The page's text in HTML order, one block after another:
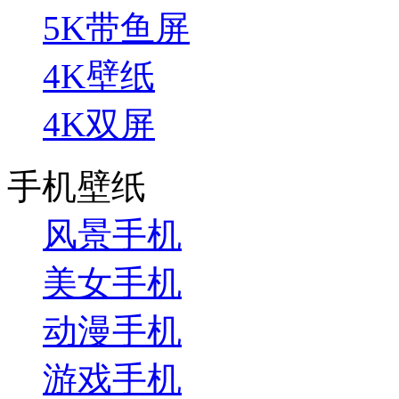
5K带鱼屏
4K壁纸
4K双屏
手机壁纸
风景手机
美女手机
动漫手机
游戏手机